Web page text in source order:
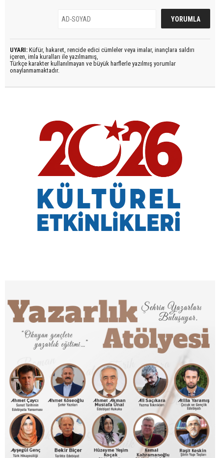
UYARI: Küfür, hakaret, rencide edici cümleler veya imalar, inançlara saldırı
içeren, imla kuralları ile yazılmamış,
Türkçe karakter kullanılmayan ve büyük harflerle yazılmış yorumlar
onaylanmamaktadır.